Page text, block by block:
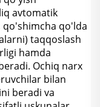
avtomatik
qo'lda
taqqoslash
hamda
Ochiq narx
bilan
beradi va